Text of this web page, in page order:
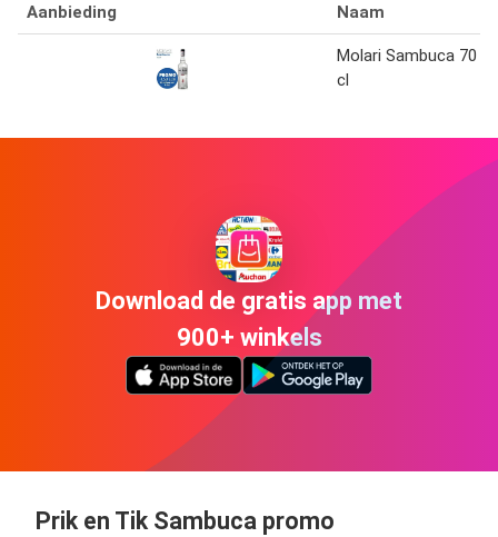
Aanbieding Naam
Molari Sambuca 70
cl
Download de gratis app met
900+ winkels
Prik en Tik Sambuca promo